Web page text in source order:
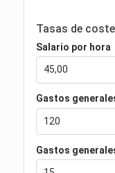
Tasas de coste
Salario por hora
Gastos
Gastos